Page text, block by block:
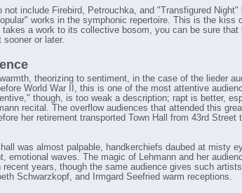
not include Firebird, Petrouchka, and "Transfigured
works in the symphonic repertoire. This is the kiss
takes a work to its collective bosom, you can be sure that
sooner or later.
theorizing to sentiment, in the case of the lieder
World War II, this is one of the most attentive
though, is too weak a description; rapt is better,
recital. The overflow audiences that attended this
her retirement transported Town Hall from 43rd Street
hall was almost palpable, handkerchiefs daubed at misty
emotional waves. The magic of Lehmann and her
recent years, though the same audience gives such
Schwarzkopf, and Irmgard Seefried warm receptions.